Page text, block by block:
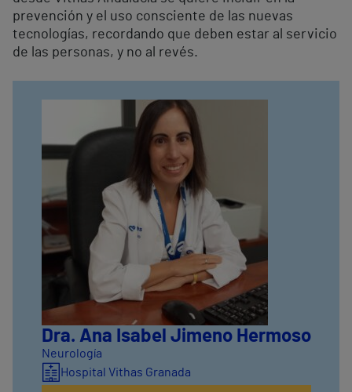
prevención y el uso consciente de las nuevas
tecnologías, recordando que deben estar al servicio
de las personas, y no al revés.
Dra. Ana Isabel Jimeno Hermoso
Neurología
Hospital Vithas Granada